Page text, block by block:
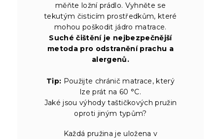
měňte ložní prádlo. Vyhněte se
tekutým čisticím prostředkům, které
mohou poškodit jádro matrace.
Suché čištění je nejbezpečnější
metoda pro odstranění prachu a
alergenů.
Tip: Použijte chránič matrace, který
lze prát na 60 °C.
Jaké jsou výhody taštičkových pružin
oproti jiným typům?
Každá pružina je uložena v